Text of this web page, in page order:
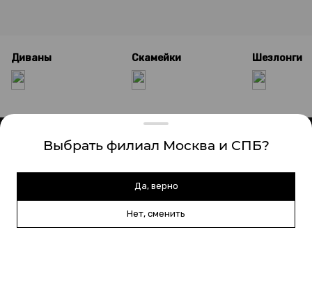
Диваны Скамейки Шезлонги
8 (903)099-05-47
Выбрать филиал Москва и СПБ?
Да, верно
Нет, сменить